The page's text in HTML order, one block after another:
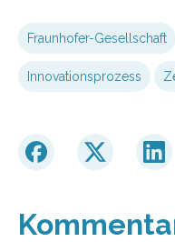
Fraunhofer-Gesellschaft
Innovationsprozess